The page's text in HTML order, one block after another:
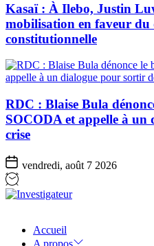
Kasaï : À Ilebo, Justin
mobilisation en faveur du
constitutionnelle
RDC : Blaise Bula
SOCODA et appelle à
crise
vendredi, août 7 2026
Accueil
A propos